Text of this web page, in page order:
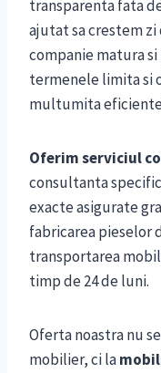
transparenta fata
ajutat sa crestem zi
companie matura
termenele limita si
multumita
Oferim serviciul
consultanta
exacte asigurate
fabricarea pieselor
transportarea
timp de 24 de luni.
Oferta noastra nu
mobilier, ci la